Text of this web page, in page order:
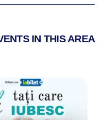
IN THIS AREA